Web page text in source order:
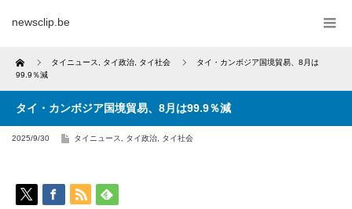
newsclip.be
Home タイニュース タイ政治 タイ社会
タイ・カンボジア国境貿易、8月は
99.9％減
タイ・カンボジア国境貿易、8月は99.9％減
2025/9/30 タイニュース タイ政治 タイ社会